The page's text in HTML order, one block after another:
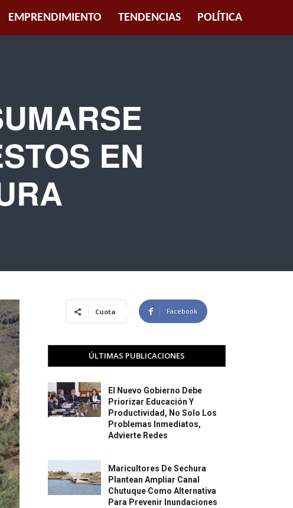
EMPRENDIMIENTO TENDENCIAS POLÍTICA
EN
Cuota Facebook
ÚLTIMAS PUBLICACIONES
El Nuevo Gobierno Debe
Priorizar Educación Y
Productividad, No Solo Los
Problemas Inmediatos,
Advierte Redes
Maricultores De Sechura
Plantean Ampliar Canal
Chutuque Como Alternativa
Para Prevenir Inundaciones